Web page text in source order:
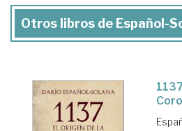
Otros libros de Español-